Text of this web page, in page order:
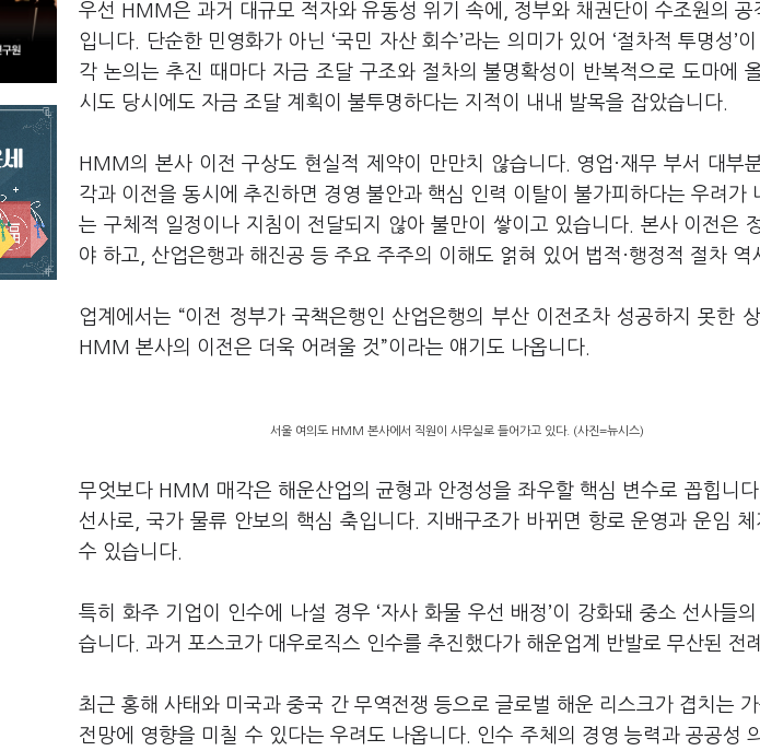
우선 HMM은 과거 대규모 적자와 유동성 위기 속에, 정부와 채권단이 수조원의 공
입니다. 단순한 민영화가 아닌 ‘국민 자산 회수’라는 의미가 있어 ‘절차적 투명성’
각 논의는 추진 때마다 자금 조달 구조와 절차의 불명확성이 반복적으로 도마에
시도 당시에도 자금 조달 계획이 불투명하다는 지적이 내내 발목을 잡았습니다.
HMM의 본사 이전 구상도 현실적 제약이 만만치 않습니다. 영업·재무 부서 대부
각과 이전을 동시에 추진하면 경영 불안과 핵심 인력 이탈이 불가피하다는 우려가
는 구체적 일정이나 지침이 전달되지 않아 불만이 쌓이고 있습니다. 본사 이전은
야 하고, 산업은행과 해진공 등 주요 주주의 이해도 얽혀 있어 법적·행정적 절차 역
업계에서는 “이전 정부가 국책은행인 산업은행의 부산 이전조차 성공하지 못한
HMM 본사의 이전은 더욱 어려울 것”이라는 얘기도 나옵니다.
서울 여의도 HMM 본사에서 직원이 사무실로 들어가고 있다. (사진=뉴시스)
무엇보다 HMM 매각은 해운산업의 균형과 안정성을 좌우할 핵심 변수로 꼽힙니
선사로, 국가 물류 안보의 핵심 축입니다. 지배구조가 바뀌면 항로 운영과 운임
수 있습니다.
특히 화주 기업이 인수에 나설 경우 ‘자사 화물 우선 배정’이 강화돼 중소 선사들
습니다. 과거 포스코가 대우로직스 인수를 추진했다가 해운업계 반발로 무산된 전
최근 홍해 사태와 미국과 중국 간 무역전쟁 등으로 글로벌 해운 리스크가 겹치는
전망에 영향을 미칠 수 있다는 우려도 나옵니다. 인수 주체의 경영 능력과 공공성